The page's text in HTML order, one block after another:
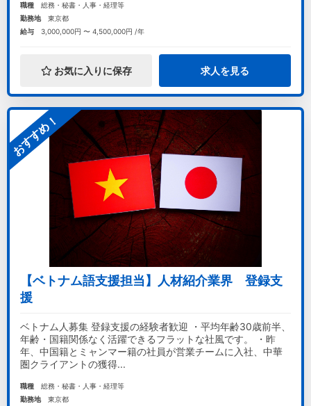
職種
総務・秘書・人事・経理等
勤務地
東京都
給与
3,000,000円 〜 4,500,000円 /年
お気に入りに保存 求人を見る
おすすめ！
【ベトナム語支援担当】人材紹介業界 登録支
援
ベトナム人募集 登録支援の経験者歓迎 ・平均年齢30歳前半、
年齢・国籍関係なく活躍できるフラットな社風です。 ・昨
年、中国籍とミャンマー籍の社員が営業チームに入社、中華
圏クライアントの獲得...
職種
総務・秘書・人事・経理等
勤務地
東京都